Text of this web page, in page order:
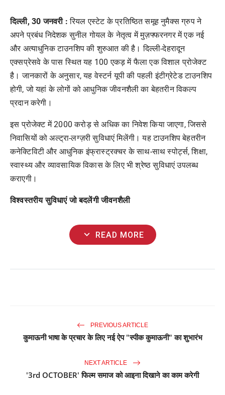
दिल्ली, 30 जनवरी : रियल एस्टेट के प्रतिष्ठित समूह नुमैक्स ग्रुप ने
अपने प्रबंध निदेशक सुनील गोयल के नेतृत्व में मुज़फ्फरनगर में एक नई
और अत्याधुनिक टाउनशिप की शुरुआत की है। दिल्ली-देहरादून
एक्सप्रेसवे के पास स्थित यह 100 एकड़ में फैला एक विशाल प्रोजेक्ट
है। जानकारों के अनुसार, यह वेस्टर्न यूपी की पहली इंटीग्रेटेड टाउनशिप
होगी, जो यहां के लोगों को आधुनिक जीवनशैली का बेहतरीन विकल्प
प्रदान करेगी।
इस प्रोजेक्ट में 2000 करोड़ से अधिक का निवेश किया जाएगा, जिससे
निवासियों को अल्ट्रा-लग्ज़री सुविधाएं मिलेंगी। यह टाउनशिप बेहतरीन
कनेक्टिविटी और आधुनिक इंफ्रास्ट्रक्चर के साथ-साथ स्पोर्ट्स, शिक्षा,
स्वास्थ्य और व्यावसायिक विकास के लिए भी श्रेष्ठ सुविधाएं उपलब्ध
कराएगी।
विश्वस्तरीय सुविधाएं जो बदलेंगी जीवनशैली
expand_more READ MORE
PREVIOUS ARTICLE
कुमाऊनी भाषा के प्रचार के लिए नई ऐप "स्पीक कुमाऊनी" का शुभारंभ
NEXT ARTICLE
'3rd OCTOBER' फिल्म समाज को आइना दिखाने का काम करेगी